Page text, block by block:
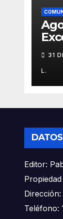
31
L.
DATOS
Editor:
Dirección:
Teléfono: